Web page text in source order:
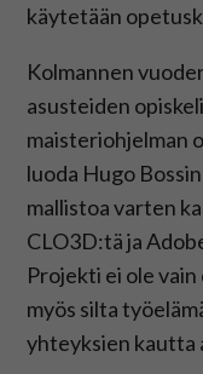
käytetään
Kolmannen
asusteiden
maisteriohjelman
luoda Hugo
mallistoa varten
CLO3D:tä ja
Projekti ei ole
myös silta
yhteyksien kautta